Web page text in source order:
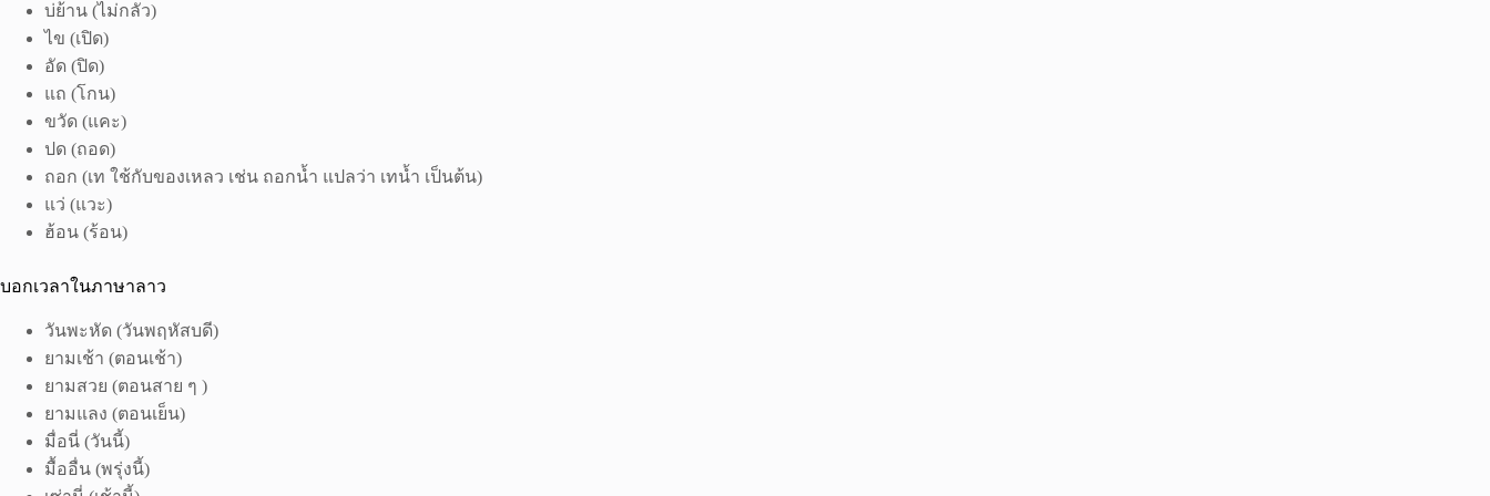
บ่ย้าน (ไม่กลัว)
ไข (เปิด)
อัด (ปิด)
แถ (โกน)
ขวัด (แคะ)
ปด (ถอด)
ถอก (เท ใช้กับของเหลว เช่น ถอกน้ำ แปลว่า เทน้ำ เป็นต้น)
แว่ (แวะ)
ฮ้อน (ร้อน)
บอกเวลาในภาษาลาว
วันพะหัด (วันพฤหัสบดี)
ยามเช้า (ตอนเช้า)
ยามสวย (ตอนสาย ๆ )
ยามแลง (ตอนเย็น)
มื่อนี่ (วันนี้)
มื้ออื่น (พรุ่งนี้)